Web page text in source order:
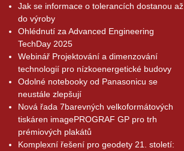
Jak se informace o tolerancích dostanou až
do výroby
Ohlédnutí za Advanced Engineering
TechDay 2025
Webinář Projektování a dimenzování
technologií pro nízkoenergetické budovy
Odolné notebooky od Panasonicu se
neustále zlepšují
Nová řada 7barevných velkoformátových
tiskáren imagePROGRAF GP pro trh
prémiových plakátů
Komplexní řešení pro geodety 21. století: